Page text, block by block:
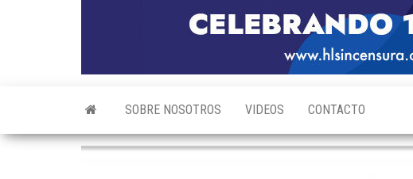
SOBRE NOSOTROS VIDEOS CONTACTO